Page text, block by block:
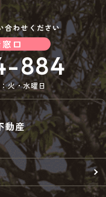
合わせください
口
884
火・水曜日
動産